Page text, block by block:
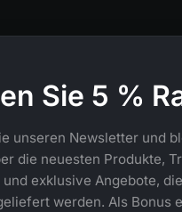
Sie 5 %
unseren Newsletter und
die neuesten Produkte,
exklusive Angebote,
werden. Als Bonus